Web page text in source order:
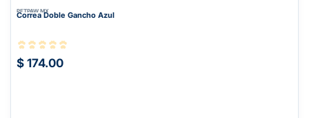
PETPAW.MX
Correa Doble Gancho Azul
$ 174.00